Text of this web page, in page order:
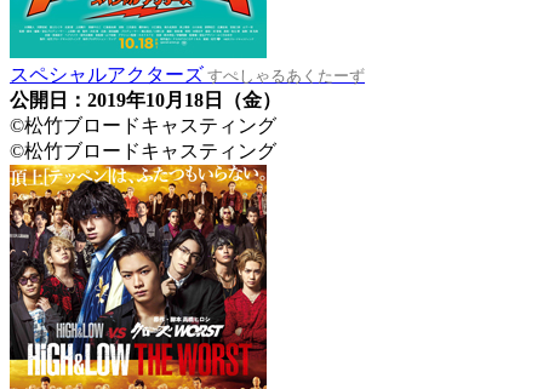
スペシャルアクターズ すぺしゃるあくたーず
公開日：2019年10月18日（金）
©松竹ブロードキャスティング
©松竹ブロードキャスティング